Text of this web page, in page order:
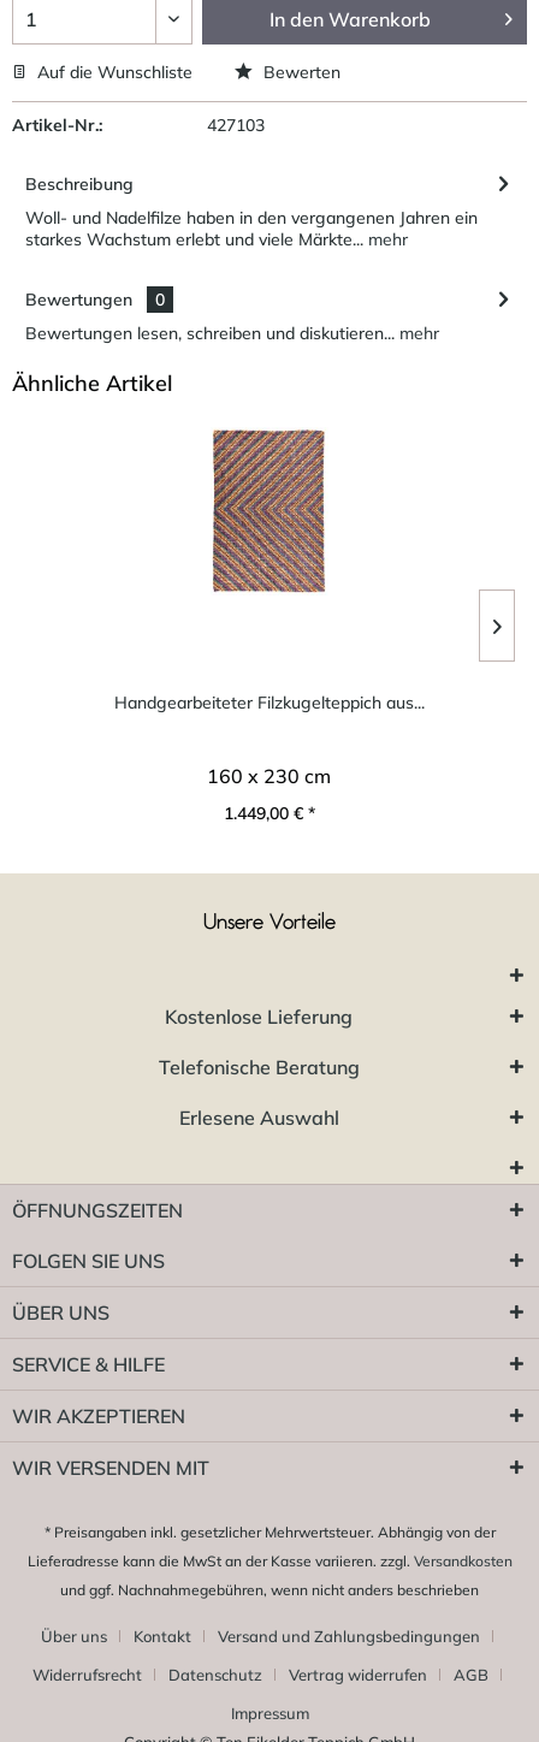
In den Warenkorb
Auf die Wunschliste Bewerten
Artikel-Nr.: 427103
Beschreibung
Woll- und Nadelfilze haben in den vergangenen Jahren ein
starkes Wachstum erlebt und viele Märkte... mehr
Bewertungen
0
Bewertungen lesen, schreiben und diskutieren... mehr
Ähnliche Artikel
Handgearbeiteter Filzkugelteppich aus...
160 x 230 cm
1.449,00 € *
Unsere Vorteile
Kostenlose Lieferung
Telefonische Beratung
Erlesene Auswahl
ÖFFNUNGSZEITEN
FOLGEN SIE UNS
ÜBER UNS
SERVICE & HILFE
WIR AKZEPTIEREN
WIR VERSENDEN MIT
* Preisangaben inkl. gesetzlicher Mehrwertsteuer. Abhängig von der
Lieferadresse kann die MwSt an der Kasse variieren. zzgl. Versandkosten
und ggf. Nachnahmegebühren, wenn nicht anders beschrieben
Über uns Kontakt
Versand und Zahlungsbedingungen
Widerrufsrecht
Datenschutz Vertrag widerrufen
AGB
Impressum